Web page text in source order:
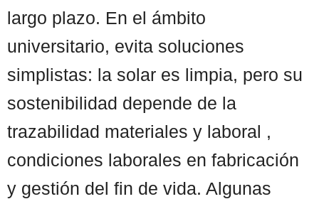
largo plazo. En el ámbito
universitario, evita soluciones
simplistas: la solar es limpia, pero su
sostenibilidad depende de la
trazabilidad materiales y laboral ,
condiciones laborales en fabricación
y gestión del fin de vida. Algunas